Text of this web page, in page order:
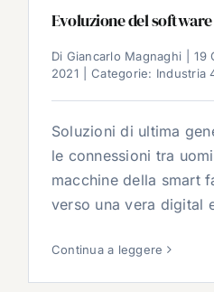
Evoluzione del
Di Giancarlo Magnaghi
19
2021
Categorie: Industria
Soluzioni di ultima
le connessioni tra
macchine della smart
verso una vera digital
Continua a leggere